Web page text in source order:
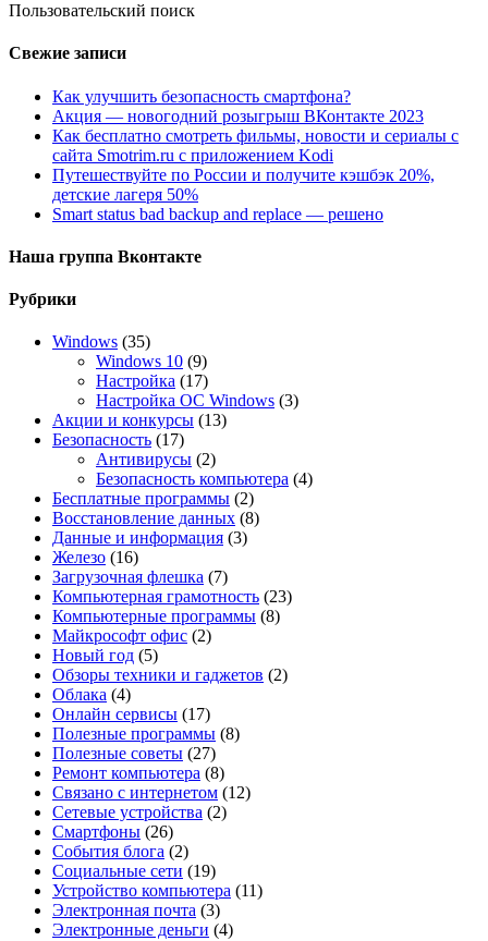
Пользовательский поиск
Свежие записи
Как улучшить безопасность смартфона?
Акция — новогодний розыгрыш ВКонтакте 2023
Как бесплатно смотреть фильмы, новости и сериалы с
сайта Smotrim.ru с приложением Kodi
Путешествуйте по России и получите кэшбэк 20%,
детские лагеря 50%
Smart status bad backup and replace — решено
Наша группа Вконтакте
Рубрики
Windows (35)
Windows 10 (9)
Настройка (17)
Настройка ОС Windows (3)
Акции и конкурсы (13)
Безопасность (17)
Антивирусы (2)
Безопасность компьютера (4)
Бесплатные программы (2)
Восстановление данных (8)
Данные и информация (3)
Железо (16)
Загрузочная флешка (7)
Компьютерная грамотность (23)
Компьютерные программы (8)
Майкрософт офис (2)
Новый год (5)
Обзоры техники и гаджетов (2)
Облака (4)
Онлайн сервисы (17)
Полезные программы (8)
Полезные советы (27)
Ремонт компьютера (8)
Связано с интернетом (12)
Сетевые устройства (2)
Смартфоны (26)
События блога (2)
Социальные сети (19)
Устройство компьютера (11)
Электронная почта (3)
Электронные деньги (4)